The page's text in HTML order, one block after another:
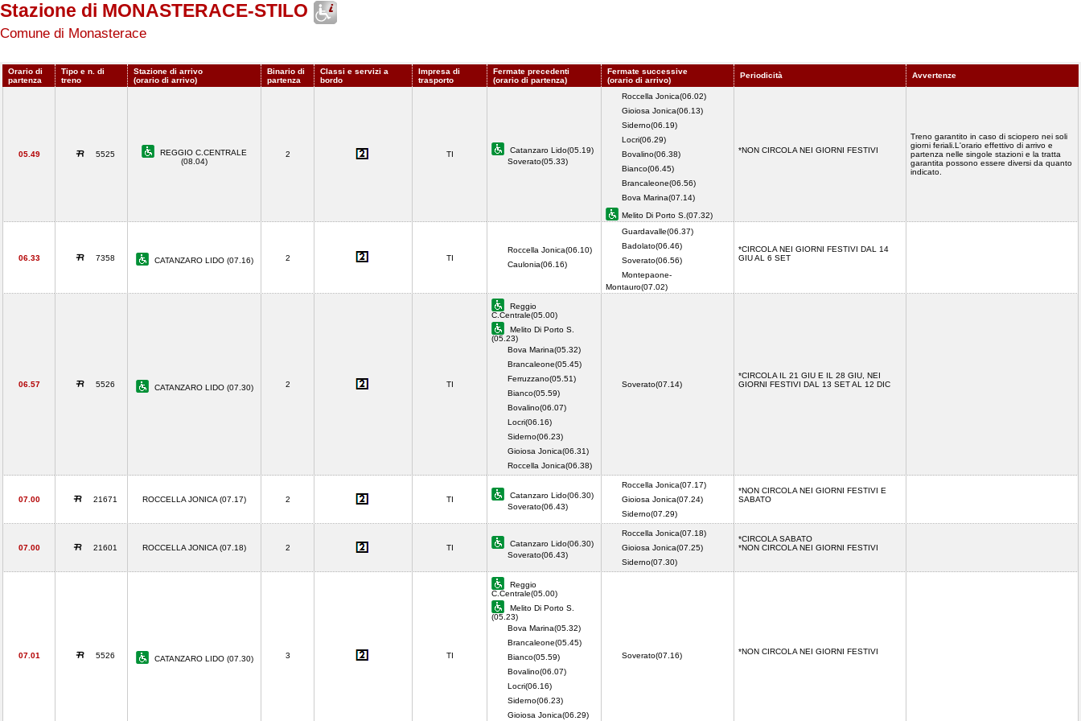
Stazione di MONASTERACE-STILO
Comune di Monasterace
Orario di
partenza
Tipo e n. di
treno
Stazione di arrivo
(orario di arrivo)
Binario di
partenza
Classi e servizi a
bordo
Impresa di
trasporto
Fermate precedenti
(orario di partenza)
Fermate successive
(orario di arrivo)
Periodicità Avvertenze
05.49 5525
REGGIO C.CENTRALE
(08.04)
2 TI
Catanzaro Lido(05.19)
Soverato(05.33)
Roccella Jonica(06.02)
Gioiosa Jonica(06.13)
Siderno(06.19)
Locri(06.29)
Bovalino(06.38)
Bianco(06.45)
Brancaleone(06.56)
Bova Marina(07.14)
Melito Di Porto S.(07.32)
*NON CIRCOLA NEI GIORNI FESTIVI
Treno garantito in caso di sciopero nei soli
giorni feriali.L'orario effettivo di arrivo e
partenza nelle singole stazioni e la tratta
garantita possono essere diversi da quanto
indicato.
06.33 7358 CATANZARO LIDO (07.16) 2 TI
Roccella Jonica(06.10)
Caulonia(06.16)
Guardavalle(06.37)
Badolato(06.46)
Soverato(06.56)
Montepaone-
Montauro(07.02)
*CIRCOLA NEI GIORNI FESTIVI DAL 14
GIU AL 6 SET
06.57 5526 CATANZARO LIDO (07.30) 2 TI
Reggio
C.Centrale(05.00)
Melito Di Porto S.
(05.23)
Bova Marina(05.32)
Brancaleone(05.45)
Ferruzzano(05.51)
Bianco(05.59)
Bovalino(06.07)
Locri(06.16)
Siderno(06.23)
Gioiosa Jonica(06.31)
Roccella Jonica(06.38)
Soverato(07.14)
*CIRCOLA IL 21 GIU E IL 28 GIU, NEI
GIORNI FESTIVI DAL 13 SET AL 12 DIC
07.00 21671 ROCCELLA JONICA (07.17) 2 TI
Catanzaro Lido(06.30)
Soverato(06.43)
Roccella Jonica(07.17)
Gioiosa Jonica(07.24)
Siderno(07.29)
*NON CIRCOLA NEI GIORNI FESTIVI E
SABATO
07.00 21601 ROCCELLA JONICA (07.18) 2 TI
Catanzaro Lido(06.30)
Soverato(06.43)
Roccella Jonica(07.18)
Gioiosa Jonica(07.25)
Siderno(07.30)
*CIRCOLA SABATO
*NON CIRCOLA NEI GIORNI FESTIVI
07.01 5526 CATANZARO LIDO (07.30) 3 TI
Reggio
C.Centrale(05.00)
Melito Di Porto S.
(05.23)
Bova Marina(05.32)
Brancaleone(05.45)
Bianco(05.59)
Bovalino(06.07)
Locri(06.16)
Siderno(06.23)
Gioiosa Jonica(06.29)
Soverato(07.16) *NON CIRCOLA NEI GIORNI FESTIVI